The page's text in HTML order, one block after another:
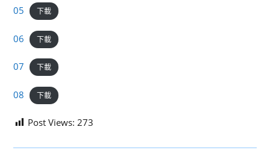
05 下載
06 下載
07 下載
08 下載
Post Views: 273